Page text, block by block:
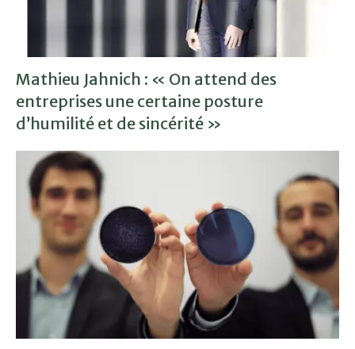
Mathieu Jahnich : « On attend des
entreprises une certaine posture
d’humilité et de sincérité »